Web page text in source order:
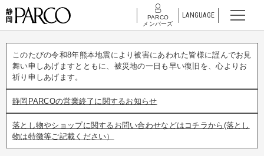
PARCO
メンバーズ
LANGUAGE
このたびの令和8年熊本地震により被害にあわれた皆様に謹んでお見
舞い申しあげますとともに、被災地の一日も早い復旧を、心よりお
祈り申しあげます。
静岡PARCOの営業終了に関するお知らせ
落とし物やショップに関するお問い合わせなどはコチラから(落とし
物は特徴等ご記載ください）